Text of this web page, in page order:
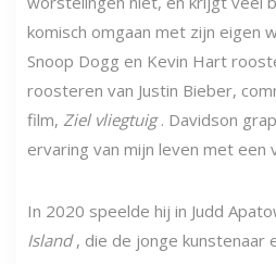
komisch omgaan met zijn eigen
Snoop Dogg en Kevin Hart
roosteren van Justin Bieber,
film, Ziel vliegtuig. Davidson
ervaring van mijn leven met een
In 2020 speelde hij in Judd
Island, die de jonge kunstenaar